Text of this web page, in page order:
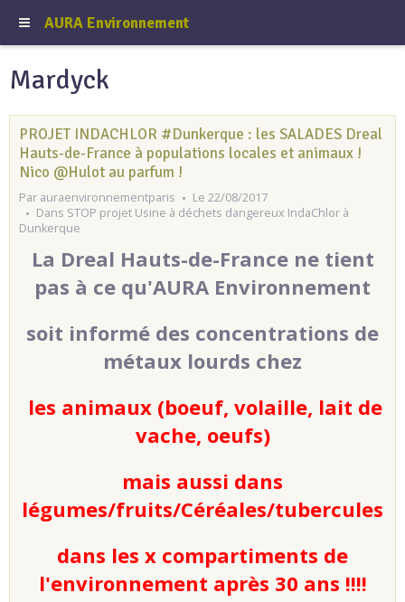
AURA Environnement
Mardyck
PROJET INDACHLOR #Dunkerque : les SALADES Dreal
Hauts-de-France à populations locales et animaux !
Nico @Hulot au parfum !
Par auraenvironnementparis
Le 22/08/2017
Dans STOP projet Usine à déchets dangereux IndaChlor à
Dunkerque
La Dreal Hauts-de-France ne tient
pas à ce qu'AURA Environnement
soit informé des concentrations de
métaux lourds chez
les animaux (boeuf, volaille, lait de
vache, oeufs)
mais aussi dans
légumes/fruits/Céréales/tubercules
dans les x compartiments de
l'environnement après 30 ans !!!!